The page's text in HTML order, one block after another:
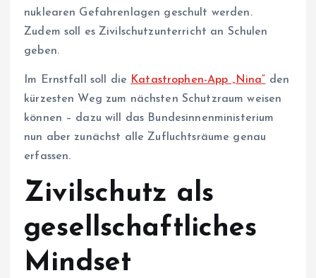
nuklearen Gefahrenlagen geschult werden.
Zudem soll es Zivilschutzunterricht an Schulen
geben.
Im Ernstfall soll die Katastrophen-App „Nina“ den
kürzesten Weg zum nächsten Schutzraum weisen
können – dazu will das Bundesinnenministerium
nun aber zunächst alle Zufluchtsräume genau
erfassen.
Zivilschutz als
gesellschaftliches
Mindset